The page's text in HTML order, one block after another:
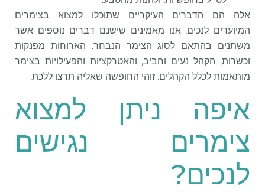
אלה הם הדברים העיקריים שתוכלו למצוא בצימרים
המיועדים לנכים. אנו מאמינים שישנם דברים נוספים אשר
משתנים בהתאם לסוג הצימר הנבחר. הארוחות מפנקות
וכשרות, הקהל נעים וחביב, והאטרקציות והפעילויות בצימר
מותאמות לכלל הקהלים. זוהי החופשה שאליה תרצו ללכת.
איפה ניתן למצוא
צימרים נגישים
לנכים?